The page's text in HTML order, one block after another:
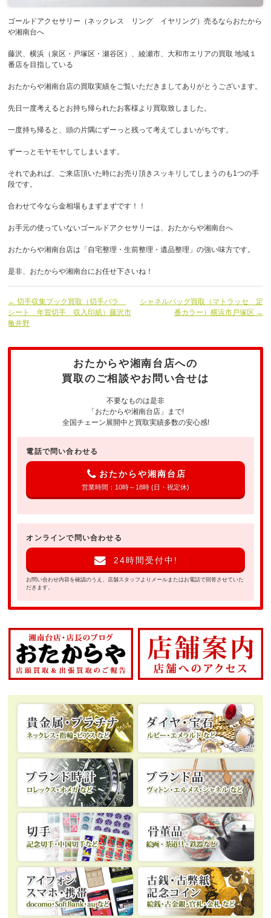
ゴールドアクセサリー（ネックレス リング イヤリング）売るならおたから
や湘南台へ
藤沢、横浜（泉区・戸塚区・瀬谷区）、綾瀬市、大和市エリアの買取 地域１
番店を目指している
おたからや湘南台店の買取実績をご覧いただきましてありがとうございます。
先日一度考えるとお持ち帰られたお客様より買取致しました。
一度持ち帰ると、頭の片隅にずーっと残って考えてしまいがちです。
ずーっとモヤモヤしてしまいます。
それであれば、ご来店頂いた時にお売り頂きスッキリしてしまうのも1つの手
段です。
合わせて今なら金相場もまずまずです！！
お手元の使っていないゴールドアクセサリーは、おたからや湘南台へ
おたからや湘南台店は「自宅整理・生前整理・遺品整理」の強い味方です。
是非、おたからや湘南台にお任せ下さいね！
← 切手収集ブック買取（切手バラ
シート 年賀切手 収入印紙）藤沢市
亀井野
シャネルバッグ買取（マトラッセ 定
番カラー）横浜市戸塚区 →
おたからや湘南台店への
買取のご相談やお問い合せは
不要なものは是非
「おたからや湘南台店」まで!
全国チェーン展開中と買取実績多数の安心感!
電話で問い合わせる
おたからや湘南台店
営業時間：10時～18時 (日・祝定休)
オンラインで問い合わせる
24時間受付中!
お問い合わせ内容を確認のうえ、店舗スタッフよりメールまたはお電話で回答させていた
だきます。